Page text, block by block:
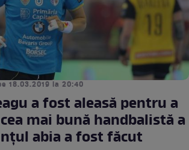
18.03.2019 la 20:40
a fost aleasă pentru a
mai bună handbalistă a
abia a fost făcut